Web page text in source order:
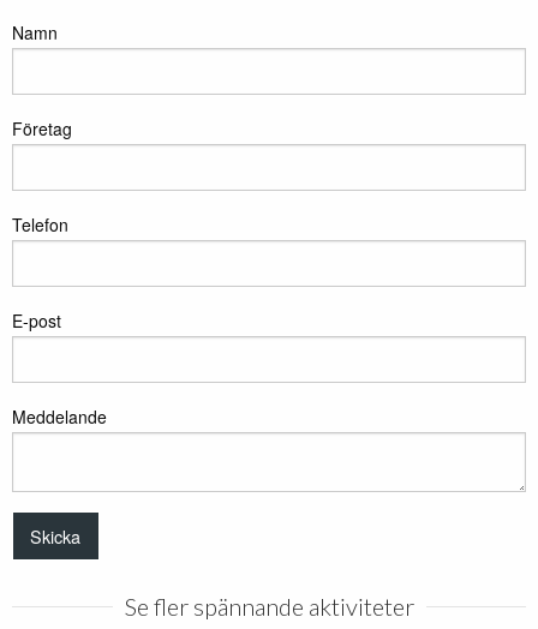
Namn
Företag
Telefon
E-post
Meddelande
Se fler spännande aktiviteter